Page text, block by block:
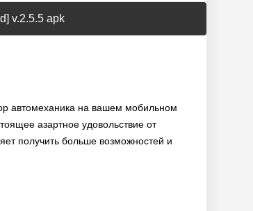
v.2.5.5 apk
автомеханика на вашем мобильном
азартное удовольствие от
получить больше возможностей и